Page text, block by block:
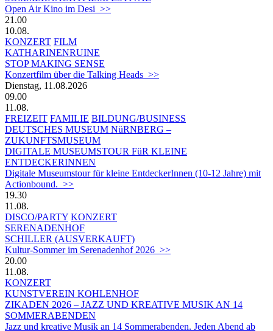
Open Air Kino im Desi >>
21.00
10.08.
KONZERT FILM
KATHARINENRUINE
STOP MAKING SENSE
Konzertfilm über die Talking Heads >>
Dienstag, 11.08.2026
09.00
11.08.
FREIZEIT FAMILIE BILDUNG/BUSINESS
DEUTSCHES MUSEUM NüRNBERG –
ZUKUNFTSMUSEUM
DIGITALE MUSEUMSTOUR FüR KLEINE
ENTDECKERINNEN
Digitale Museumstour für kleine EntdeckerInnen (10-12 Jahre) mit
Actionbound. >>
19.30
11.08.
DISCO/PARTY KONZERT
SERENADENHOF
SCHILLER (AUSVERKAUFT)
Kultur-Sommer im Serenadenhof 2026 >>
20.00
11.08.
KONZERT
KUNSTVEREIN KOHLENHOF
ZIKADEN 2026 – JAZZ UND KREATIVE MUSIK AN 14
SOMMERABENDEN
Jazz und kreative Musik an 14 Sommerabenden. Jeden Abend ab